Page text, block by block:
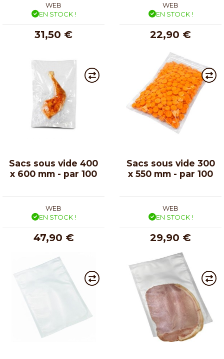
WEB
EN STOCK !
31,50 €
WEB
EN STOCK !
22,90 €
Sacs sous vide 400
x 600 mm - par 100
WEB
EN STOCK !
47,90 €
Sacs sous vide 300
x 550 mm - par 100
WEB
EN STOCK !
29,90 €